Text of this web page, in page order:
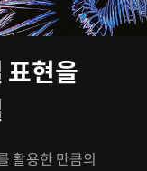
표현을
활용한 만큼의